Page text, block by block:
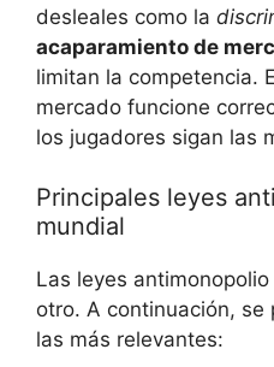
desleales como la
acaparamiento de
limitan la competencia.
mercado funcione
los jugadores sigan las
Principales leyes
mundial
Las leyes
otro. A continuación, se
las más relevantes: